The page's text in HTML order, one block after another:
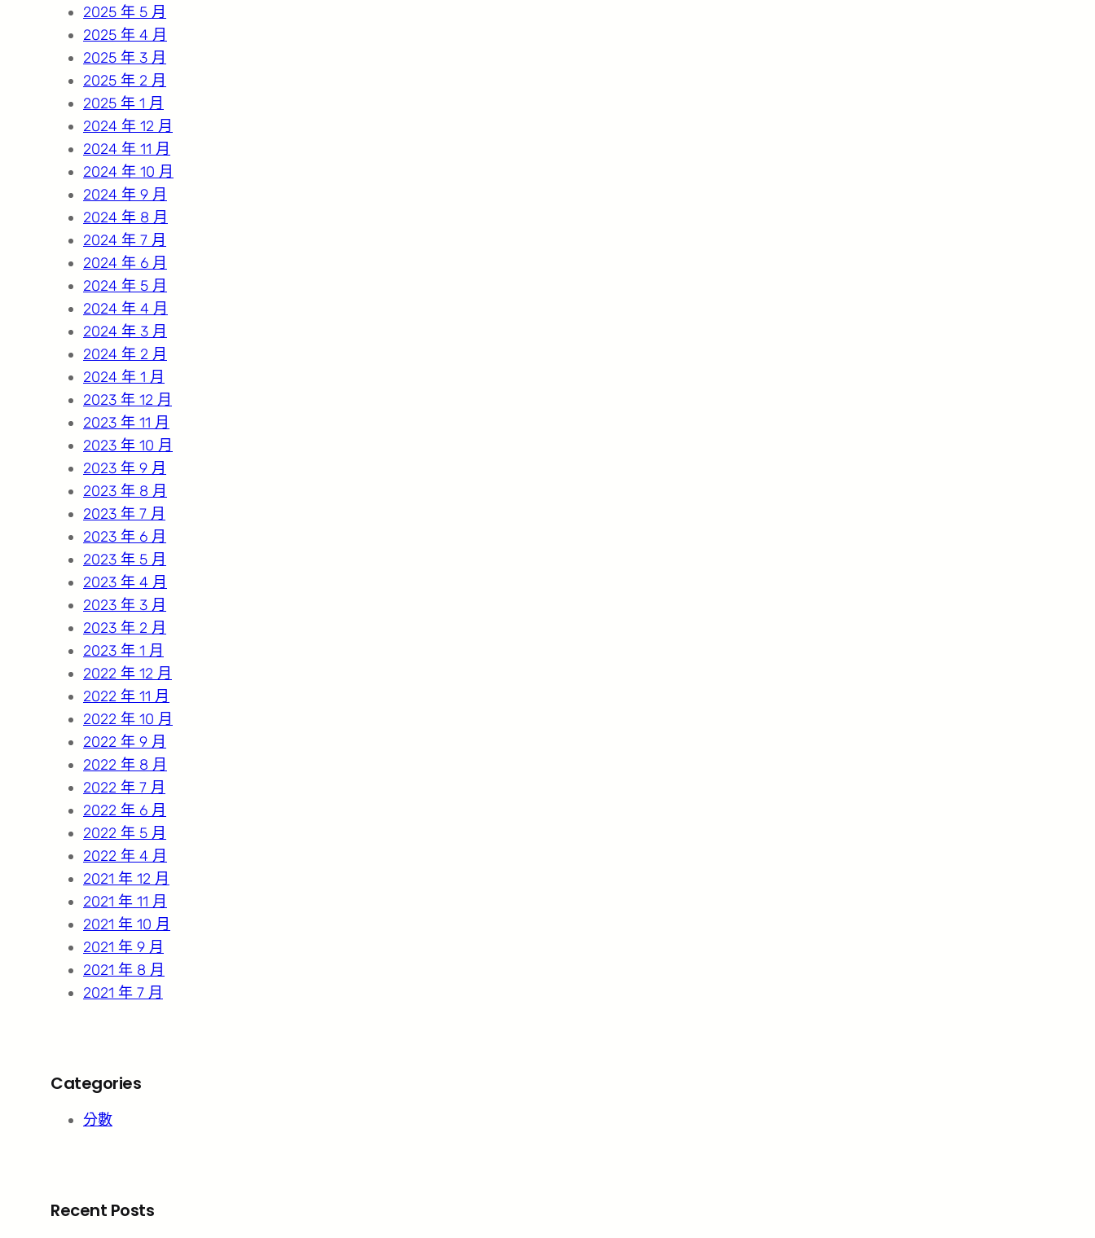
2025 年 5 月
2025 年 4 月
2025 年 3 月
2025 年 2 月
2025 年 1 月
2024 年 12 月
2024 年 11 月
2024 年 10 月
2024 年 9 月
2024 年 8 月
2024 年 7 月
2024 年 6 月
2024 年 5 月
2024 年 4 月
2024 年 3 月
2024 年 2 月
2024 年 1 月
2023 年 12 月
2023 年 11 月
2023 年 10 月
2023 年 9 月
2023 年 8 月
2023 年 7 月
2023 年 6 月
2023 年 5 月
2023 年 4 月
2023 年 3 月
2023 年 2 月
2023 年 1 月
2022 年 12 月
2022 年 11 月
2022 年 10 月
2022 年 9 月
2022 年 8 月
2022 年 7 月
2022 年 6 月
2022 年 5 月
2022 年 4 月
2021 年 12 月
2021 年 11 月
2021 年 10 月
2021 年 9 月
2021 年 8 月
2021 年 7 月
Categories
分數
Recent Posts